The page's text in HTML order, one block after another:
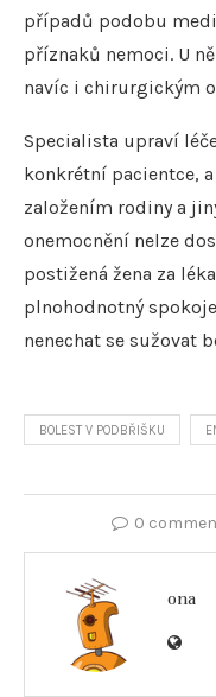
případů podobu
příznaků nemoci. U
navíc i chirurgickým
Specialista upraví
konkrétní pacientce,
založením rodiny a
onemocnění nelze
postižená žena za
plnohodnotný
nenechat se sužovat
BOLEST V PODBŘIŠKU
0
ona